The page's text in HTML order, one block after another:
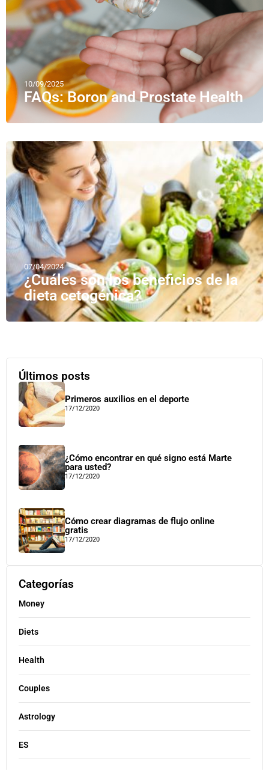
10/09/2025
FAQs: Boron and Prostate Health
07/04/2024
¿Cuáles son los beneficios de la
dieta cetogénica?
Últimos posts
Primeros auxilios en el deporte
17/12/2020
¿Cómo encontrar en qué signo está Marte
para usted?
17/12/2020
Cómo crear diagramas de flujo online
gratis
17/12/2020
Categorías
Money
Diets
Health
Couples
Astrology
ES